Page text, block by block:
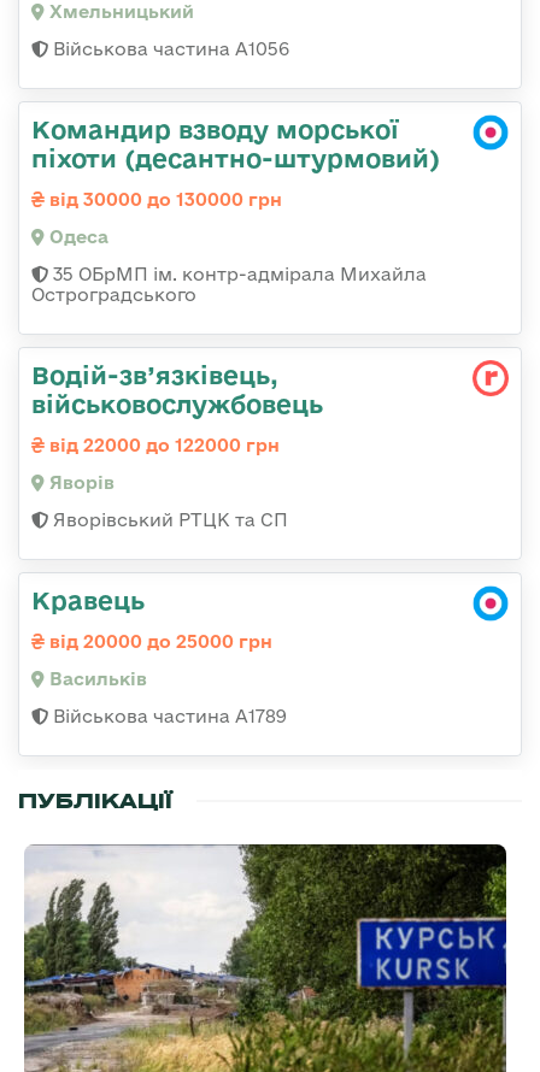
Хмельницький
Військова частина А1056
Командир взводу морської
піхоти (десантно-штурмовий)
від 30000 до 130000 грн
Одеса
35 ОБрМП ім. контр-адмірала Михайла
Остроградського
Водій-зв’язківець,
військовослужбовець
від 22000 до 122000 грн
Яворів
Яворівський РТЦК та СП
Кравець
від 20000 до 25000 грн
Васильків
Військова частина А1789
ПУБЛІКАЦІЇ